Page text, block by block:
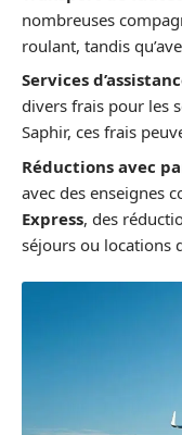
nombreuses
roulant, tandis
Services
divers frais pour les
Saphir, ces frais
Réductions avec
avec des enseignes
Express, des
séjours ou locations